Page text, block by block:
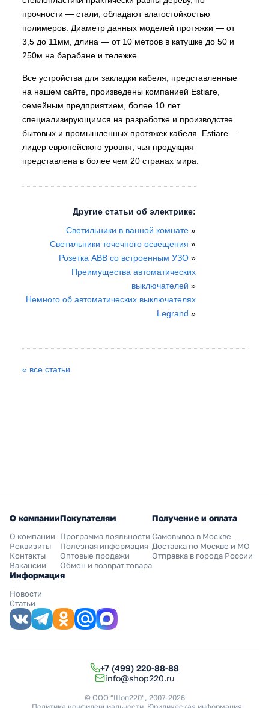
прочности — стали, обладают влагостойкостью
полимеров. Диаметр данных моделей протяжки — от
3,5 до 11мм, длина — от 10 метров в катушке до 50 и
250м на барабане и тележке.
Все устройства для закладки кабеля, представленные
на нашем сайте, произведены компанией Estiare,
семейным предприятием, более 10 лет
специализирующимся на разработке и производстве
бытовых и промышленных протяжек кабеля. Estiare —
лидер европейского уровня, чья продукция
представлена в более чем 20 странах мира.
Другие статьи об электрике:
Светильники в ванной комнате»
Светильники точечного освещения »
Розетка ABB со встроенным УЗО»
Преимущества автоматических
выключателей »
Немного об автоматических выключателях
Legrand »
« все статьи
О компании
О компании
Реквизиты
Контакты
Вакансии
Покупателям
Программа лояльности
Полезная информация
Оптовые продажи
Обмен и возврат товара
Получение и оплата
Самовывоз в Москве
Доставка по Москве и МО
Отправка в города России
Информация
Новости
Статьи
+7 (499) 220-88-88
info@shop220.ru
© ООО "Шоп220", 2007-2026